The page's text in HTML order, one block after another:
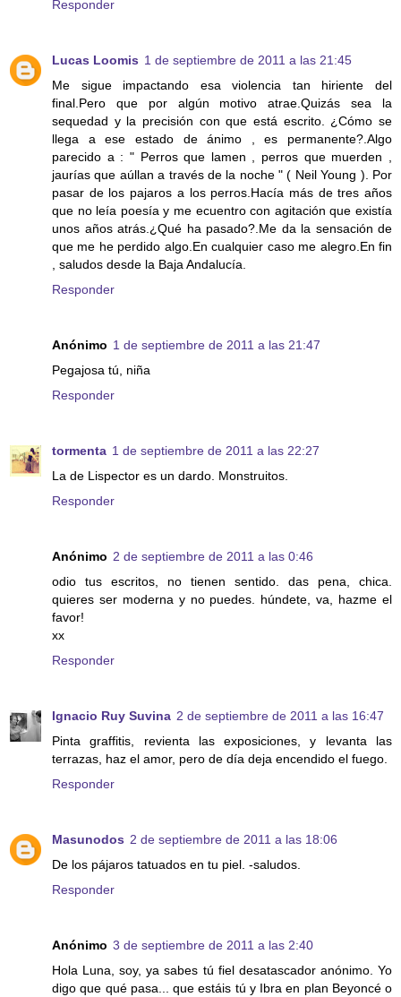
Responder
Lucas Loomis 1 de septiembre de 2011 a las 21:45
Me sigue impactando esa violencia tan hiriente del
final.Pero que por algún motivo atrae.Quizás sea la
sequedad y la precisión con que está escrito. ¿Cómo se
llega a ese estado de ánimo , es permanente?.Algo
parecido a : " Perros que lamen , perros que muerden ,
jaurías que aúllan a través de la noche " ( Neil Young ). Por
pasar de los pajaros a los perros.Hacía más de tres años
que no leía poesía y me ecuentro con agitación que existía
unos años atrás.¿Qué ha pasado?.Me da la sensación de
que me he perdido algo.En cualquier caso me alegro.En fin
, saludos desde la Baja Andalucía.
Responder
Anónimo 1 de septiembre de 2011 a las 21:47
Pegajosa tú, niña
Responder
tormenta 1 de septiembre de 2011 a las 22:27
La de Lispector es un dardo. Monstruitos.
Responder
Anónimo 2 de septiembre de 2011 a las 0:46
odio tus escritos, no tienen sentido. das pena, chica.
quieres ser moderna y no puedes. húndete, va, hazme el
favor!
xx
Responder
Ignacio Ruy Suvina 2 de septiembre de 2011 a las 16:47
Pinta graffitis, revienta las exposiciones, y levanta las
terrazas, haz el amor, pero de día deja encendido el fuego.
Responder
Masunodos 2 de septiembre de 2011 a las 18:06
De los pájaros tatuados en tu piel. -saludos.
Responder
Anónimo 3 de septiembre de 2011 a las 2:40
Hola Luna, soy, ya sabes tú fiel desatascador anónimo. Yo
digo que qué pasa... que estáis tú y Ibra en plan Beyoncé o